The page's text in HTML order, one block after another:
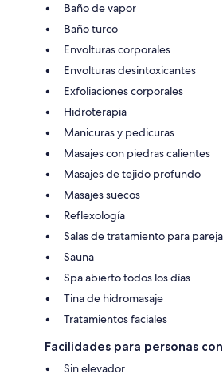
Baño de vapor
Baño turco
Envolturas corporales
Envolturas desintoxicantes
Exfoliaciones corporales
Hidroterapia
Manicuras y pedicuras
Masajes con piedras calientes
Masajes de tejido profundo
Masajes suecos
Reflexología
Salas de tratamiento para
Sauna
Spa abierto todos los días
Tina de hidromasaje
Tratamientos faciales
Facilidades para personas
Sin elevador